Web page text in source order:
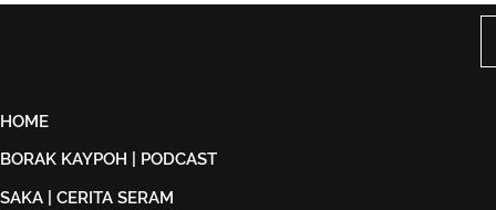
Dijual
HOME
BORAK KAYPOH | PODCAST
SAKA | CERITA SERAM